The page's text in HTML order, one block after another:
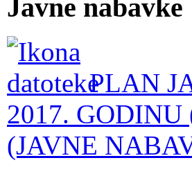
Javne nabavke
PLAN
2017. GODINU
(JAVNE